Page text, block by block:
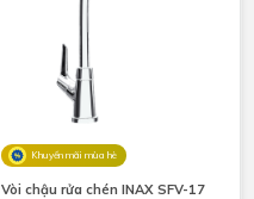
Khuyến mãi mùa hè
Vòi chậu rửa chén INAX SFV-17